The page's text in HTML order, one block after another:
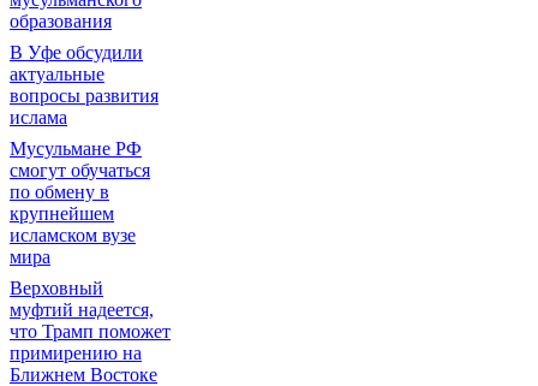
образования
В Уфе обсудили
актуальные
вопросы развития
ислама
Мусульмане РФ
смогут обучаться
по обмену в
крупнейшем
исламском вузе
мира
Верховный
муфтий надеется,
что Трамп поможет
примирению на
Ближнем Востоке